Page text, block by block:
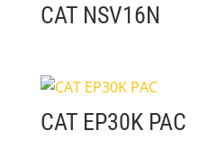
CAT NSV16N
CAT EP30K PAC